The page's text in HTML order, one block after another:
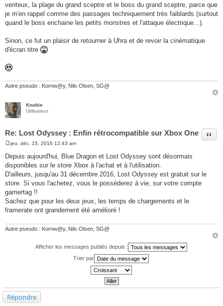
venteux, la plage du grand sceptre et le boss du grand sceptre, parce que
je m'en rappel comme des passages techniquement très faiblards (surtout
quand le boss enchaine les petits monstres et l'attaque électrique...).
Sinon, ce fut un plaisir de retourner à Uhra et de revoir la cinématique
d'écran titre
Autre pseudo : Kornw@y, Nils Olsen, SG@
Knobie
Utilisateur
Re: Lost Odyssey : Enfin rétrocompatible sur Xbox One Citer
e
s
s
a
g
e
jeu. déc. 15, 2016 12:43 am
Depuis aujourd'hui, Blue Dragon et Lost Odyssey sont désormais
disponibles sur le store Xbox à l'achat et à l'utilisation.
D'ailleurs, jusqu'au 31 décembre 2016, Lost Odyssey est gratuit sur le
store. Si vous l'achetez, vous le posséderez à vie, sur votre compte
gamertag !!
Sachez que pour les deux jeux, les temps de chargements et le
framerate ont grandement été amélioré !
Autre pseudo : Kornw@y, Nils Olsen, SG@
Afficher les messages publiés depuis :
Trier par
Répondre